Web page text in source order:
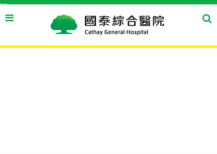
:::
搜
鈕
搜